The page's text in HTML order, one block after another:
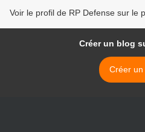
Voir le profil de RP Defense sur le
Créer un blog
Créer un